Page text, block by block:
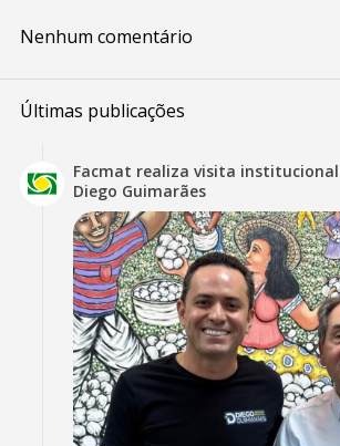
Nenhum comentário
Últimas publicações
Facmat realiza visita
Diego Guimarães